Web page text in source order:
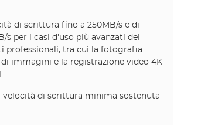
di scrittura fino a 250MB/s e di
s per i casi d'uso più avanzati dei
professionali, tra cui la fotografia
di immagini e la registrazione video 4K
velocità di scrittura minima sostenuta